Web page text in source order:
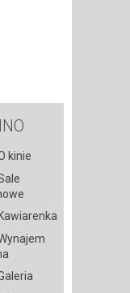
kinie
Kawiarenka